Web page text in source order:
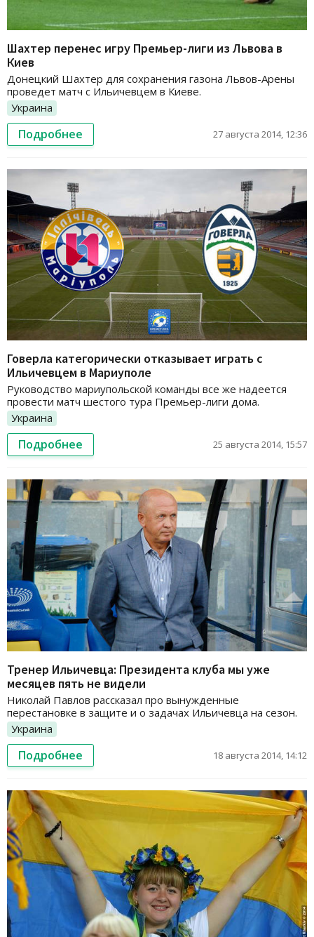
Шахтер перенес игру Премьер-лиги из Львова в
Киев
Донецкий Шахтер для сохранения газона Львов-Арены
проведет матч с Ильичевцем в Киеве.
Украина
Подробнее 27 августа 2014, 12:36
Говерла категорически отказывает играть с
Ильичевцем в Мариуполе
Руководство мариупольской команды все же надеется
провести матч шестого тура Премьер-лиги дома.
Украина
Подробнее 25 августа 2014, 15:57
Тренер Ильичевца: Президента клуба мы уже
месяцев пять не видели
Николай Павлов рассказал про вынужденные
перестановке в защите и о задачах Ильичевца на сезон.
Украина
Подробнее 18 августа 2014, 14:12